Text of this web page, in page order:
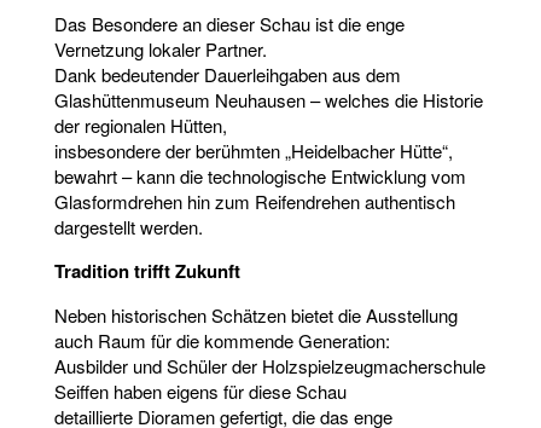
Das Besondere an dieser Schau ist die enge
Vernetzung lokaler Partner.
Dank bedeutender Dauerleihgaben aus dem
Glashüttenmuseum Neuhausen – welches die Historie
der regionalen Hütten,
insbesondere der berühmten „Heidelbacher Hütte“,
bewahrt – kann die technologische Entwicklung vom
Glasformdrehen hin zum Reifendrehen authentisch
dargestellt werden.
Tradition trifft Zukunft
Neben historischen Schätzen bietet die Ausstellung
auch Raum für die kommende Generation:
Ausbilder und Schüler der Holzspielzeugmacherschule
Seiffen haben eigens für diese Schau
detaillierte Dioramen gefertigt, die das enge